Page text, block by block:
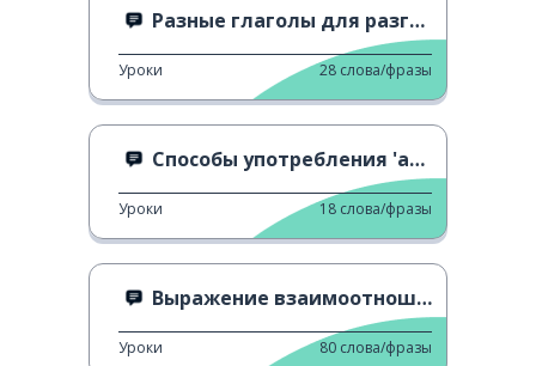
Разные глаголы для разговора о чувствах
Уроки 28 слова/фразы
Способы употребления 'avoir' 1
Уроки 18 слова/фразы
Выражение взаимоотношений
Уроки 80 слова/фразы